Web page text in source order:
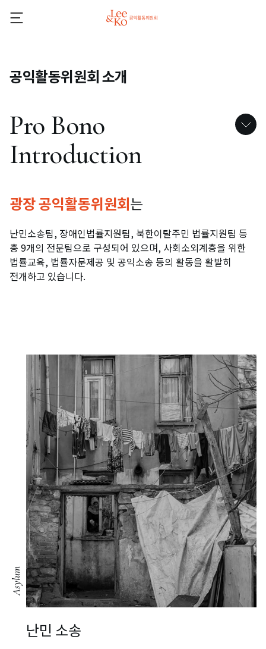
공익활동위원회 소개
Pro Bono
Introduction
Introduction from the committee chair
Pro Bono Principles
Pro Bono Introduction
Organization
Partners
광장 공익활동위원회는
난민소송팀, 장애인법률지원팀, 북한이탈주민 법률지원팀 등
총 9개의 전문팀으로 구성되어 있으며, 사회소외계층을 위한
법률교육, 법률자문제공 및 공익소송 등의 활동을 활발히
전개하고 있습니다.
Asylum
난민 소송